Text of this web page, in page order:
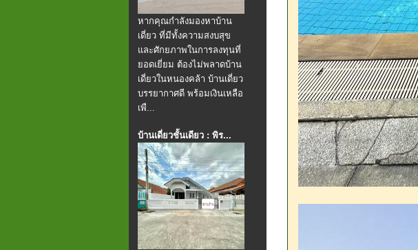
หากคุณกำลังมองหาบ้าน
เดี่ยว ที่มีทั้งความสงบสุข
และศักยภาพในการลงทุนที่
ยอดเยี่ยม ต้องไม่พลาดบ้าน
เดี่ยวในหนองคล้า บ้านเดี่ยว
บรรยากาศดี พร้อมเงินเหลือ
เพื...
บ้านเดี่ยวชั้นเดียว : พิร...